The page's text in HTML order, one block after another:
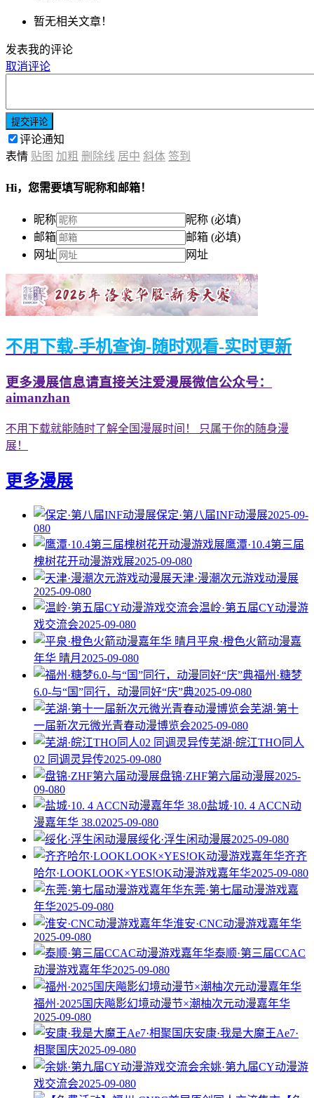
暂无相关文章！
发表我的评论
取消评论
提交评论
评论通知
表情 贴图 加粗 删除线 居中 斜体 签到
Hi，您需要填写昵称和邮箱！
昵称
昵称 (必填)
邮箱
邮箱 (必填)
网址
网址
不用下载-手机查询-随时观看-实时更新
更多漫展信息请直接关注爱漫展微信公众号：
aimanzhan
不用下载就能随时了解全国漫展时间！ 只属于你的随身漫
展！
更多漫展
保定·第八届INF动漫展2025-09-
080
鹰潭·10.4第三届
槐树花开动漫游戏展2025-09-080
天津·漫潮次元游戏动漫展
2025-09-080
温岭·第五届CY动漫游
戏交流会2025-09-080
平泉·橙色火箭动漫嘉
年华 晴月 2025-09-080
福州·糖梦
6.0-与“国”同行，动漫同好“庆”典2025-09-080
芜湖·第十
一届新次元微光青春动漫博览会2025-09-080
芜湖·皖江THO同人
02 同调灵异传2025-09-080
盘锦·ZHF第六届动漫展2025-
09-080
盐城·10. 4 ACCN动
漫嘉年华 38.02025-09-080
绥化·浮生闲动漫展2025-09-080
齐齐
哈尔·LOOKLOOK×YES!OK动漫游戏嘉年华2025-09-080
东莞·第七届动漫游戏嘉
年华2025-09-080
淮安·CNC动漫游戏嘉年华
2025-09-080
泰顺·第三届CCAC
动漫游戏嘉年华2025-09-080
福州·2025国庆飚影幻境动漫节×潮柚次元动漫嘉年华
2025-09-080
安康·我是大魔王Ae7·
相聚国庆2025-09-080
余姚·第九届CY动漫游
戏交流会2025-09-080